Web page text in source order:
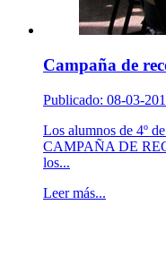
Campaña de
Publicado: 08-03-
Los alumnos de 4º
CAMPAÑA DE
los...
Leer más...